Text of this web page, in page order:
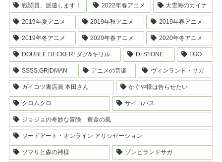
戦闘員、派遣します！ 2022年春アニメ 大雪海のカイナ
2019年夏アニメ 2019年秋アニメ 2019年春アニメ
2019年冬アニメ 2020年春アニメ 2020年冬アニメ
DOUBLE DECKER! ダグ&キリル Dr.STONE FGO
SSSS.GRIDMAN アニメの音楽 ヴィンランド・サガ
ガイコツ書店員 本田さん かぐや様は告らせたい
クロムクロ サイコパス
ジョジョの奇妙な冒険 黄金の風
ソードアート・オンライン アリシゼーション
ソマリと森の神様 ゾンビランドサガ